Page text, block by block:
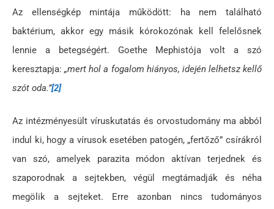
Az ellenségkép mintája működött: ha nem található
baktérium, akkor egy másik kórokozónak kell felelősnek
lennie a betegségért. Goethe Mephistója volt a szó
keresztapja:„mert hol a fogalom hiányos, idején lelhetsz kellő
szót oda.”[2]
Az intézményesült víruskutatás és orvostudomány ma abból
indul ki, hogy a vírusok esetében patogén, „fertőző” csírákról
van szó, amelyek parazita módon aktívan terjednek és
szaporodnak a sejtekben, végül megtámadják és néha
megölik a sejteket. Erre azonban nincs tudományos